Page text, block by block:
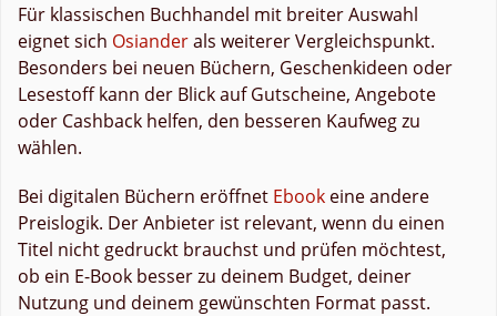
Für klassischen Buchhandel mit breiter Auswahl
eignet sich Osianderals weiterer Vergleichspunkt.
Besonders bei neuen Büchern, Geschenkideen oder
Lesestoff kann der Blick auf Gutscheine, Angebote
oder Cashback helfen, den besseren Kaufweg zu
wählen.
Bei digitalen Büchern eröffnet Ebook eine andere
Preislogik. Der Anbieter ist relevant, wenn du einen
Titel nicht gedruckt brauchst und prüfen möchtest,
ob ein E-Book besser zu deinem Budget, deiner
Nutzung und deinem gewünschten Format passt.